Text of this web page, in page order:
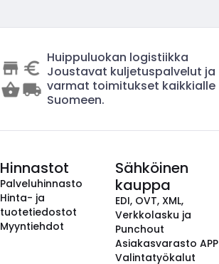
Huippuluokan logistiikka
Joustavat kuljetuspalvelut ja
varmat toimitukset kaikkialle
Suomeen.
Hinnastot
Palveluhinnasto
Hinta- ja
tuotetiedostot
Myyntiehdot
Sähköinen
kauppa
EDI, OVT, XML,
Verkkolasku ja
Punchout
Asiakasvarasto APP
Valintatyökalut